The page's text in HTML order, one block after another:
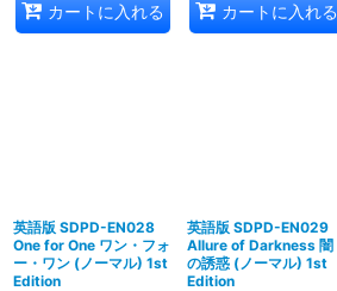
カートに入れる カートに入れる
英語版 SDPD-EN028
One for One ワン・フォ
ー・ワン (ノーマル) 1st
Edition
英語版 SDPD-EN029
Allure of Darkness 闇
の誘惑 (ノーマル) 1st
Edition